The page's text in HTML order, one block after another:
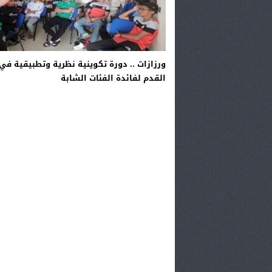
ورزازات .. دورة تكوينية نظرية وتطبيقية
القدم لفائدة الفئات الشابة